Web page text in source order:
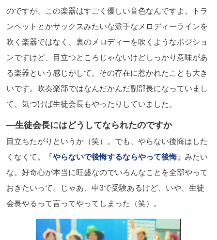
のですが、この楽器はすごく優しい音色なんですよ。トラ
ンペットとかサックスみたいな派手なメロディーラインを
吹く楽器ではなく、裏のメロディーを吹くようなポジショ
ンですけど、目立つところじゃないけどしっかり意味があ
る楽器という感じがして。その存在に惹かれたことも大き
いです。吹奏楽部ではなんだかんだ副部長になっていまし
て、気づけば生徒会長もやったりしていました。
―生徒会長にはどうしてなられたのですか
目立ちたがりというか（笑）。でも、やらない後悔はした
くなくて。
「やらないで後悔するならやって後悔」みたい
な。好奇心が本当に旺盛なのでいろんなことを全部やって
おきたいって。じゃあ、中3で受験あるけど、いや、生徒
会長やるって言ってやってしまった（笑）。